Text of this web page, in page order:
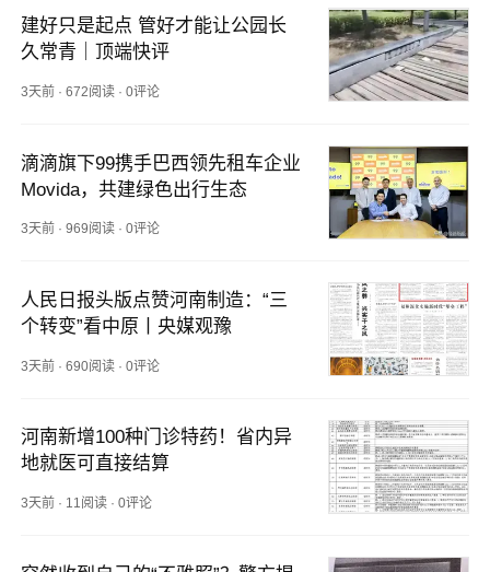
建好只是起点 管好才能让公园长
久常青｜顶端快评
3天前 ·672阅读 ·0评论
滴滴旗下99携手巴西领先租车企业
Movida，共建绿色出行生态
3天前 ·969阅读 ·0评论
人民日报头版点赞河南制造：“三
个转变”看中原丨央媒观豫
3天前 ·690阅读 ·0评论
河南新增100种门诊特药！省内异
地就医可直接结算
3天前 · 11阅读 ·0评论